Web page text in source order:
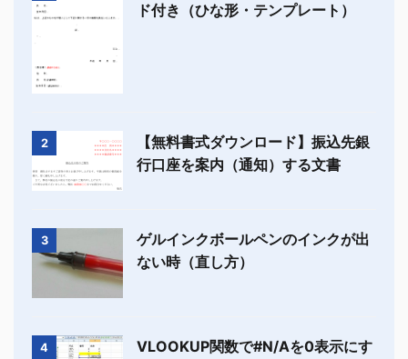
ド付き（ひな形・テンプレート）
2
【無料書式ダウンロード】振込先銀
行口座を案内（通知）する文書
3
ゲルインクボールペンのインクが出
ない時（直し方）
4
VLOOKUP関数で#N/Aを0表示にす